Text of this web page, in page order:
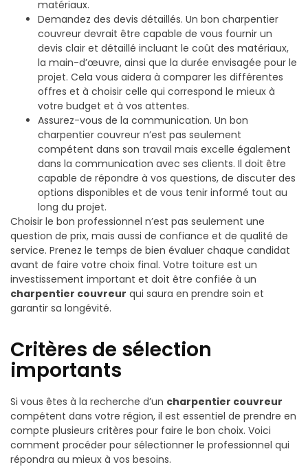
matériaux.
Demandez des devis détaillés. Un bon charpentier
couvreur devrait être capable de vous fournir un
devis clair et détaillé incluant le coût des matériaux,
la main-d’œuvre, ainsi que la durée envisagée pour le
projet. Cela vous aidera à comparer les différentes
offres et à choisir celle qui correspond le mieux à
votre budget et à vos attentes.
Assurez-vous de la communication. Un bon
charpentier couvreur n’est pas seulement
compétent dans son travail mais excelle également
dans la communication avec ses clients. Il doit être
capable de répondre à vos questions, de discuter des
options disponibles et de vous tenir informé tout au
long du projet.
Choisir le bon professionnel n’est pas seulement une
question de prix, mais aussi de confiance et de qualité de
service. Prenez le temps de bien évaluer chaque candidat
avant de faire votre choix final. Votre toiture est un
investissement important et doit être confiée à un
charpentier couvreur qui saura en prendre soin et
garantir sa longévité.
Critères de sélection
importants
Si vous êtes à la recherche d’un charpentier couvreur
compétent dans votre région, il est essentiel de prendre en
compte plusieurs critères pour faire le bon choix. Voici
comment procéder pour sélectionner le professionnel qui
répondra au mieux à vos besoins.